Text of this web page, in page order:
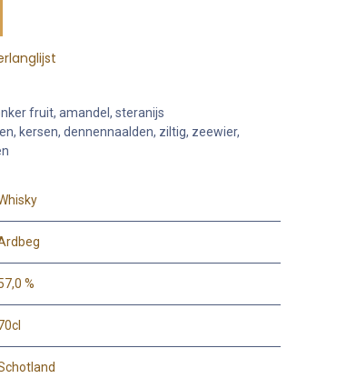
fruit, amandel, steranijs
kersen, dennennaalden, ziltig, zeewier,
%